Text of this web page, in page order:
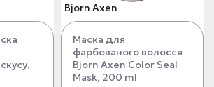
Bjorn Axen
Маска для
фарбованого волосся
Bjorn Axen Color Seal
Mask, 200 ml